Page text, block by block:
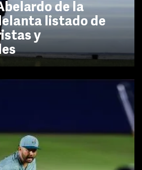
de la
listado de
y